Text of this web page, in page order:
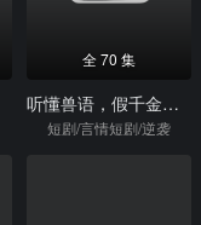
全 70 集
听懂兽语，假千金破案成警局团宠
短剧/言情短剧/逆袭